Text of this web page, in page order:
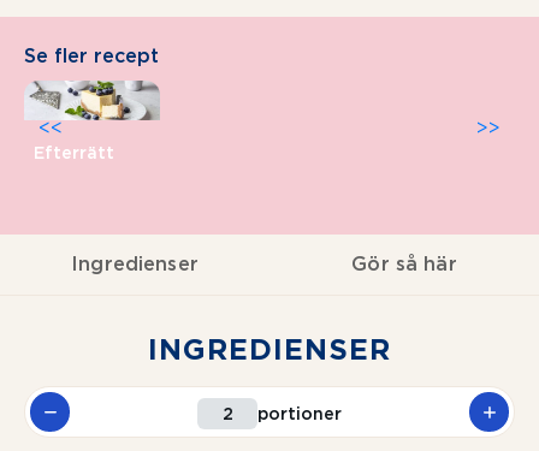
Se fler recept
Efterrätt
>>
<<
Ingredienser Gör så här
INGREDIENSER
portioner